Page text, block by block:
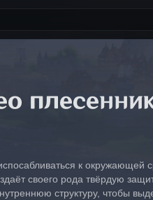
к окружающей
своего рода твёрдую
структуру, чтобы